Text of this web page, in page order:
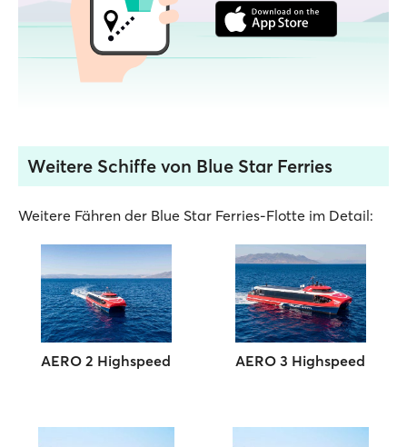
Weitere Schiffe von Blue Star Ferries
Weitere Fähren der Blue Star Ferries-Flotte im Detail:
AERO 2 Highspeed AERO 3 Highspeed